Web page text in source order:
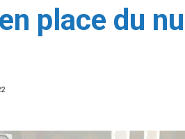
place du